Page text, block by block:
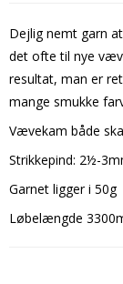
Dejlig nemt garn
det ofte til nye
resultat, man er
mange smukke
Vævekam både
Strikkepind: 2½-
Garnet ligger i 50g
Løbelængde